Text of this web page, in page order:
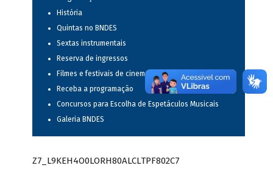
História
Quintas no BNDES
Sextas instrumentais
Reserva de ingressos
Filmes e festivais de cinema
Receba a programação
Concursos para Escolha de Espetáculos Musicais
Galeria BNDES
Z7_L9KEH4O0LORH80ALCLTPF802C7